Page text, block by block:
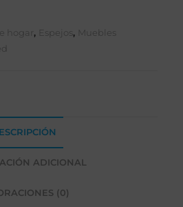
hogar , Espejos , Muebles
ADICIONAL
(0)